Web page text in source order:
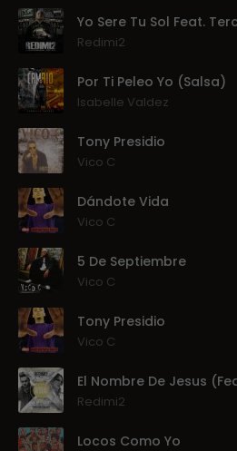
Yo Sere Tu Sol Feat.
Redimi2
Por Ti Peleo Yo (Salsa)
Isabelle Valdez
Tony Presidio
Vico C
Dándote Vida
Vico C
5 De Septiembre
Vico C
Tony Presidio
Vico C
El Nombre De Jesus
Redimi2
Locos Como Yo